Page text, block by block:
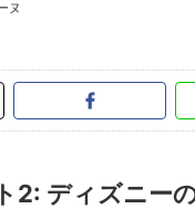
ヌ
2: ディズニー